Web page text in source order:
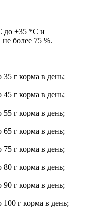
до +35 *С и
более 75 %.
г корма в день;
г корма в день;
г корма в день;
г корма в день;
г корма в день;
г корма в день;
г корма в день;
г корма в день;